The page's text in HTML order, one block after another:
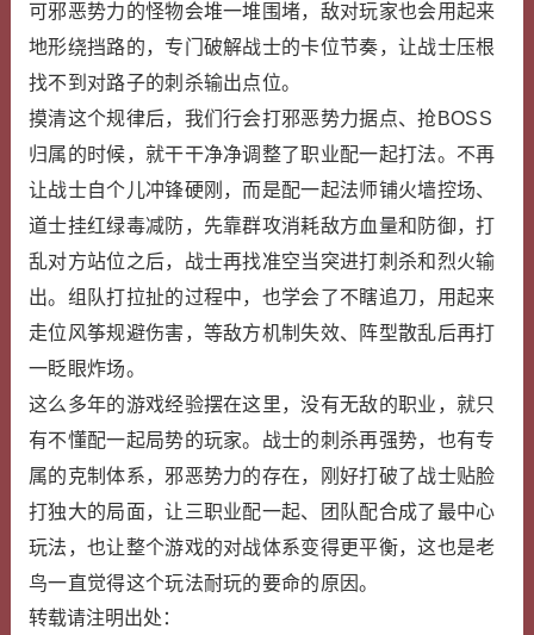
可邪恶势力的怪物会堆一堆围堵，敌对玩家也会用起来
地形绕挡路的，专门破解战士的卡位节奏，让战士压根
找不到对路子的刺杀输出点位。
摸清这个规律后，我们行会打邪恶势力据点、抢BOSS
归属的时候，就干干净净调整了职业配一起打法。不再
让战士自个儿冲锋硬刚，而是配一起法师铺火墙控场、
道士挂红绿毒减防，先靠群攻消耗敌方血量和防御，打
乱对方站位之后，战士再找准空当突进打刺杀和烈火输
出。组队打拉扯的过程中，也学会了不瞎追刀，用起来
走位风筝规避伤害，等敌方机制失效、阵型散乱后再打
一眨眼炸场。
这么多年的游戏经验摆在这里，没有无敌的职业，就只
有不懂配一起局势的玩家。战士的刺杀再强势，也有专
属的克制体系，邪恶势力的存在，刚好打破了战士贴脸
打独大的局面，让三职业配一起、团队配合成了最中心
玩法，也让整个游戏的对战体系变得更平衡，这也是老
鸟一直觉得这个玩法耐玩的要命的原因。
转载请注明出处：